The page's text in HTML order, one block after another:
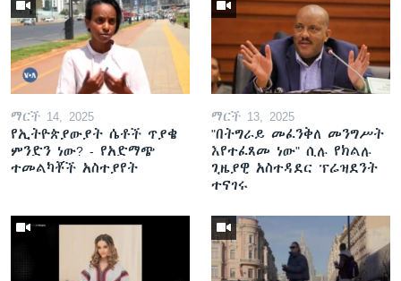
ማርች 14, 2025
የኢትዮጵያውያት ሴቶች ጥያቄ
ምንድን ነው? - የአድማጭ
ተመልካቾች አስተያየት
ማርች 13, 2025
"በትግራይ መፈንቅለ መንግሥት
እየተፈጸመ ነው" ሲሉ የክልሉ
ጊዜያዊ አስተዳደር ፕሬዝደንት
ተናገሩ